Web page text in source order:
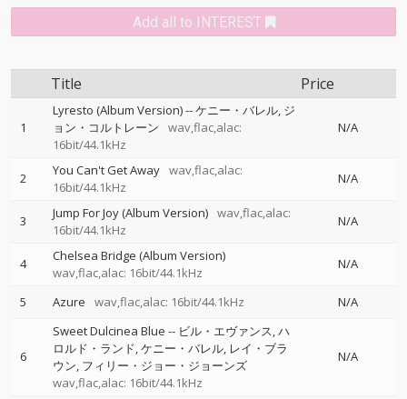
Add all to INTEREST
Title Price
1
Lyresto (Album Version)--ケニー・バレル ジ
ョン・コルトレーン
wav,flac,alac:
16bit/44.1kHz
N/A
2 You Can't Get Away wav,flac,alac:
16bit/44.1kHz
N/A
3 Jump For Joy (Album Version) wav,flac,alac:
16bit/44.1kHz
N/A
4
Chelsea Bridge (Album Version)
wav,flac,alac: 16bit/44.1kHz
N/A
5 Azure wav,flac,alac: 16bit/44.1kHz N/A
6
Sweet Dulcinea Blue -- ビル・エヴァンス ハ
ロルド・ランド ケニー・バレル レイ・ブラ
ウン フィリー・ジョー・ジョーンズ
wav,flac,alac: 16bit/44.1kHz
N/A